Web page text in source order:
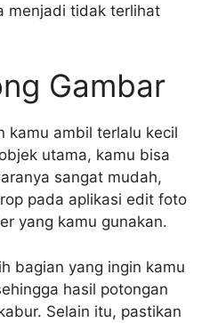
menjadi tidak terlihat
Gambar
kamu ambil terlalu kecil
utama, kamu bisa
sangat mudah,
pada aplikasi edit foto
yang kamu gunakan.
bagian yang ingin kamu
hasil potongan
Selain itu, pastikan